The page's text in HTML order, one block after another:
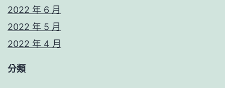
2022 年 6 月
2022 年 5 月
2022 年 4 月
分類